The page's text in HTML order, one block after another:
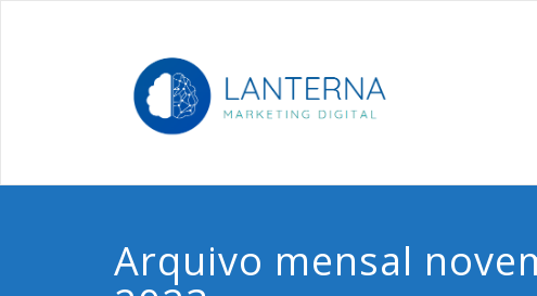
Arquivo mensal